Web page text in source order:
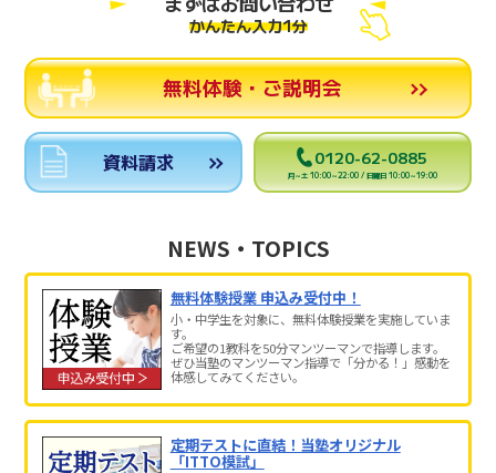
かんたん入力1分
無料体験・ご説明会
資料請求 0120-62-0885
月～土 10:00～22:00 / 日曜日 10:00～19:00
NEWS・TOPICS
無料体験授業 申込み受付中！
小・中学生を対象に、無料体験授業を実施していま
す。
ご希望の1教科を50分マンツーマンで指導します。
ぜひ当塾のマンツーマン指導で「分かる！」感動を
体感してみてください。
定期テストに直結！当塾オリジナル
「ITTO模試」